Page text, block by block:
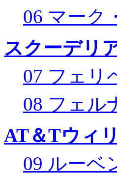
06 マーク
スクーデリ
07 フェリ
08 フェル
AT＆Tウィ
09 ルーベ